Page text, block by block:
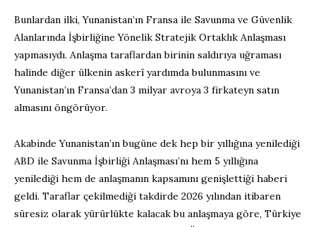
Bunlardan ilki, Yunanistan’ın Fransa ile Savunma ve Güvenlik
Alanlarında İşbirliğine Yönelik Stratejik Ortaklık Anlaşması
yapmasıydı. Anlaşma taraflardan birinin saldırıya uğraması
halinde diğer ülkenin askerî yardımda bulunmasını ve
Yunanistan’ın Fransa’dan 3 milyar avroya 3 firkateyn satın
almasını öngörüyor.
Akabinde Yunanistan’ın bugüne dek hep bir yıllığına yenilediği
ABD ile Savunma İşbirliği Anlaşması’nı hem 5 yıllığına
yenilediği hem de anlaşmanın kapsamını genişlettiği haberi
geldi. Taraflar çekilmediği takdirde 2026 yılından itibaren
süresiz olarak yürürlükte kalacak bu anlaşmaya göre, Türkiye